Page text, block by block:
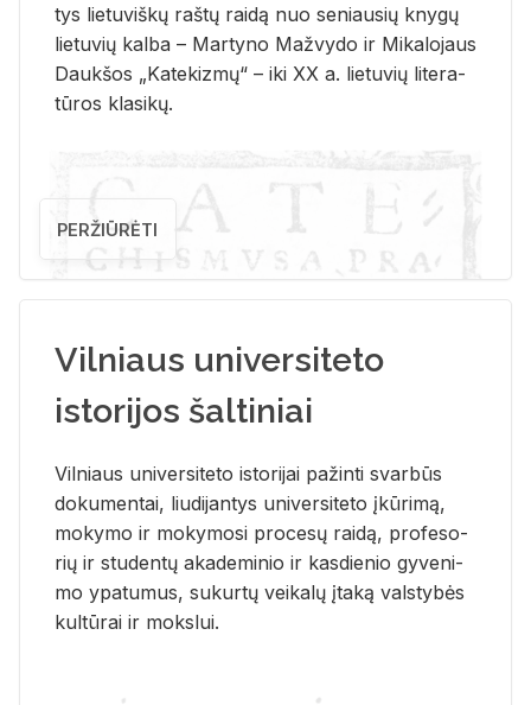
tys lie­tu­viš­kų raš­tų rai­dą nuo se­niau­sių kny­gų
lie­tu­vių kal­ba – Mar­ty­no Ma­žvy­do ir Mi­ka­lo­jaus
Dauk­šos „Ka­te­kiz­mų“ – iki XX a. lie­tu­vių li­te­ra­
tū­ros kla­si­kų.
PERŽIŪRĖTI
Vilniaus universiteto
istorijos šaltiniai
Vil­niaus uni­ver­si­te­to is­to­ri­jai pa­žin­ti svar­būs
do­ku­men­tai, liu­di­jan­tys uni­ver­si­te­to įkū­ri­mą,
mo­ky­mo ir mo­ky­mo­si pro­ce­sų rai­dą, pro­fe­so­
rių ir stu­den­tų aka­de­mi­nio ir kas­die­nio gy­ve­ni­
mo ypa­tu­mus, su­kur­tų vei­ka­lų įta­ką vals­ty­bės
kul­tū­rai ir moks­lui.